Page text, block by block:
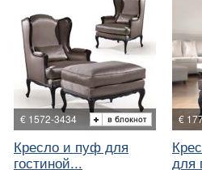
€ 1572-3434
Кресло и пуф для
гостиной...
€
для